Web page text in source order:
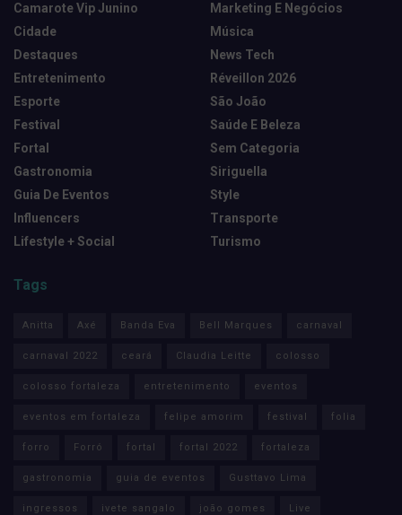
Camarote Vip Junino
Cidade
Destaques
Entretenimento
Esporte
Festival
Fortal
Gastronomia
Guia De Eventos
Influencers
Lifestyle + Social
Marketing E Negócios
Música
News Tech
Réveillon 2026
São João
Saúde E Beleza
Sem Categoria
Siriguella
Style
Transporte
Turismo
Tags
Anitta Axé Banda Eva Bell Marques carnaval
carnaval 2022 ceará Claudia Leitte colosso
colosso fortaleza entretenimento eventos
eventos em fortaleza felipe amorim festival folia
forro Forró fortal fortal 2022 fortaleza
gastronomia guia de eventos Gusttavo Lima
ingressos ivete sangalo joão gomes Live